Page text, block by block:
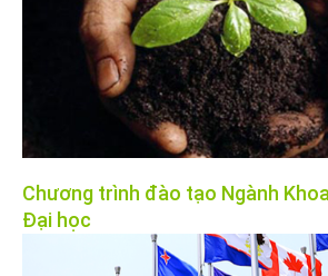
Chương trình đào tạo Ngành
Đại học